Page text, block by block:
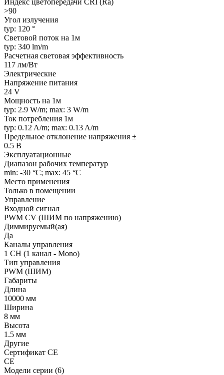
>90
Угол излучения
typ: 120 °
Световой поток на 1м
typ: 340 lm/m
Расчетная световая эффективность
117 лм/Вт
Электрические
Напряжение питания
24 V
Мощность на 1м
typ: 2.9 W/m; max: 3 W/m
Ток потребления 1м
typ: 0.12 A/m; max: 0.13 A/m
Предельное отклонение напряжения ±
0.5 В
Эксплуатационные
Диапазон рабочих температур
min: -30 °C; max: 45 °C
Место применения
Только в помещении
Управление
Входной сигнал
PWM СV (ШИМ по напряжению)
Диммируемый(ая)
Да
Каналы управления
1 CH (1 канал - Mono)
Тип управления
PWM (ШИМ)
Габариты
Длина
10000 мм
Ширина
8 мм
Высота
1.5 мм
Другие
Сертификат CE
CE
Модели серии (6)